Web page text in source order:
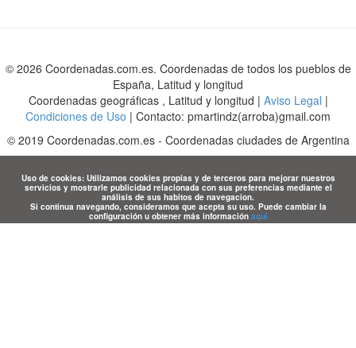
© 2026 Coordenadas.com.es. Coordenadas de todos los pueblos de
España, Latitud y longitud
Coordenadas geográficas , Latitud y longitud | Aviso Legal |
Condiciones de Uso | Contacto: pmartindz(arroba)gmail.com
© 2019 Coordenadas.com.es- Coordenadas ciudades de Argentina
Uso de cookies: Utilizamos cookies propias y de terceros para mejorar nuestros
servicios y mostrarle publicidad relacionada con sus preferencias mediante el
análisis de sus habitos de navegacion.
Si continua navegando, consideramos que acepta su uso. Puede cambiar la
configuración u obtener más información aqui